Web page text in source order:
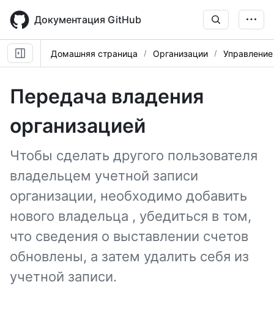
main
content
Документация GitHub
Домашняя страница Организации
Передача владения
организацией
Чтобы сделать другого пользователя
владельцем учетной записи
организации, необходимо добавить
нового владельца , убедиться в том,
что сведения о выставлении счетов
обновлены, а затем удалить себя из
учетной записи.